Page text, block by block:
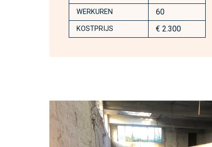
WERKUREN 60
KOSTPRIJS € 2.300